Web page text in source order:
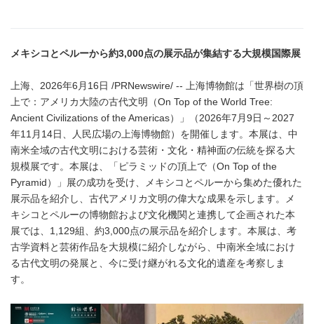
メキシコとペルーから約3,000点の展示品が集結する大規模国際展
上海、2026年6月16日 /PRNewswire/ -- 上海博物館は「世界樹の頂
上で：アメリカ大陸の古代文明（On Top of the World Tree:
Ancient Civilizations of the Americas）」（2026年7月9日～2027
年11月14日、人民広場の上海博物館）を開催します。本展は、中
南米全域の古代文明における芸術・文化・精神面の伝統を探る大
規模展です。本展は、「ピラミッドの頂上で（On Top of the
Pyramid）」展の成功を受け、メキシコとペルーから集めた優れた
展示品を紹介し、古代アメリカ文明の偉大な成果を示します。メ
キシコとペルーの博物館および文化機関と連携して企画された本
展では、1,129組、約3,000点の展示品を紹介します。本展は、考
古学資料と芸術作品を大規模に紹介しながら、中南米全域におけ
る古代文明の発展と、今に受け継がれる文化的遺産を考察しま
す。